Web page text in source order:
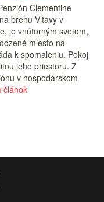
Clementine
brehu Vltavy v
je vnútorným svetom,
miesto na
k spomaleniu. Pokoj
jeho priestoru. Z
v hospodárskom
článok